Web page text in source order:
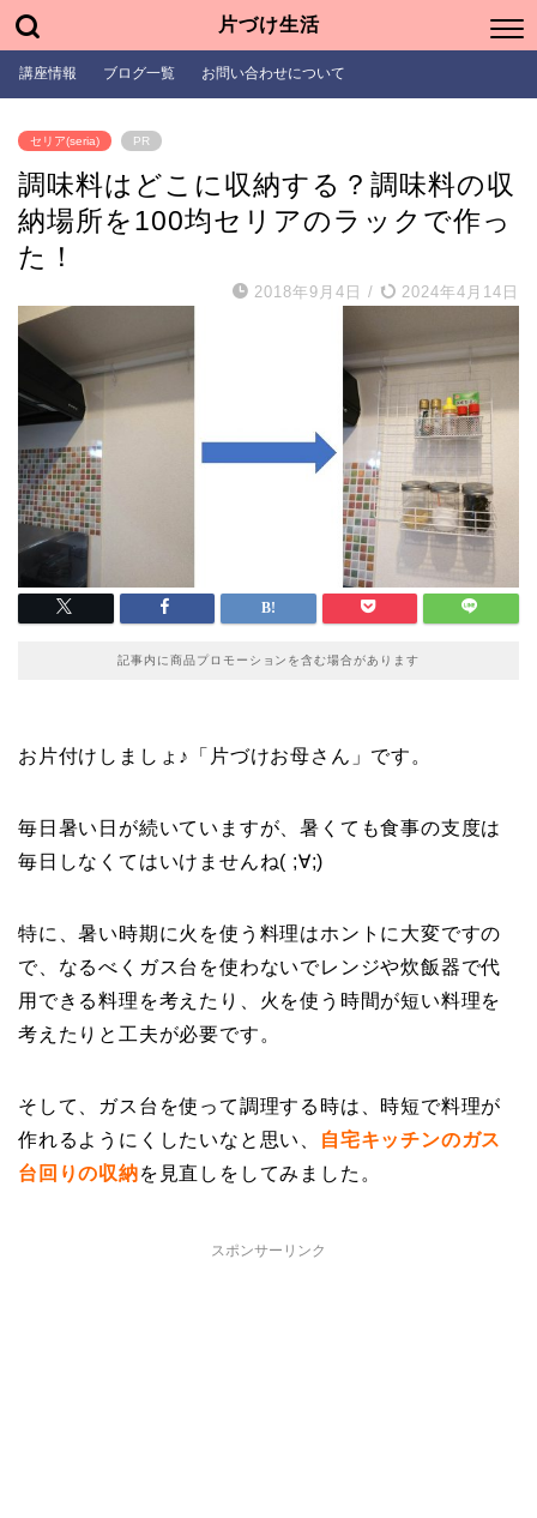
片づけ生活
講座情報 ブログ一覧 お問い合わせについて
セリア(seria) PR
調味料はどこに収納する？調味料の収
納場所を100均セリアのラックで作っ
た！
2018年9月4日 / 2024年4月14日
記事内に商品プロモーションを含む場合があります
お片付けしましょ♪「片づけお母さん」です。
毎日暑い日が続いていますが、暑くても食事の支度は
毎日しなくてはいけませんね( ;∀;)
特に、暑い時期に火を使う料理はホントに大変ですの
で、なるべくガス台を使わないでレンジや炊飯器で代
用できる料理を考えたり、火を使う時間が短い料理を
考えたりと工夫が必要です。
そして、ガス台を使って調理する時は、時短で料理が
作れるようにくしたいなと思い、
自宅キッチンのガス
台回りの収納を見直しをしてみました。
スポンサーリンク